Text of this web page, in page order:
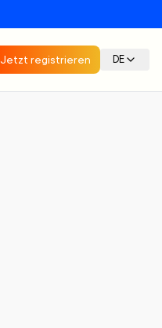
Jetzt registrieren DE